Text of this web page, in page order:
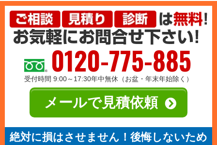
0120-775-885
受付時間 9:00～17:30年中無休（お盆・年末年始除く）
メールで見積依頼
絶対に損はさせません！後悔しないため